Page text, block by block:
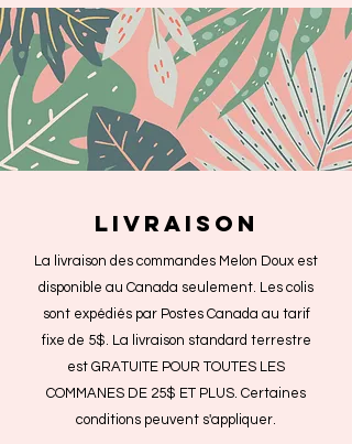
livraison
La livraison des commandes Melon Doux est
disponible au Canada seulement. Les colis
sont expédiés par Postes Canada au tarif
fixe de 5$. La livraison standard terrestre
est GRATUITE POUR TOUTES LES
COMMANES DE 25$ ET PLUS. Certaines
conditions peuvent s'appliquer.